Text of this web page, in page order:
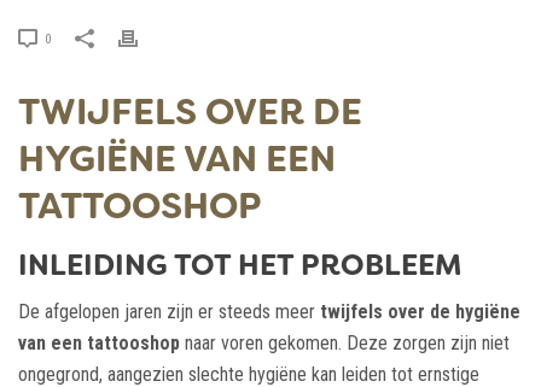
0
TWIJFELS OVER DE
HYGIËNE VAN EEN
TATTOOSHOP
INLEIDING TOT HET PROBLEEM
De afgelopen jaren zijn er steeds meer twijfels over de hygiëne
van een tattooshop naar voren gekomen. Deze zorgen zijn niet
ongegrond, aangezien slechte hygiëne kan leiden tot ernstige